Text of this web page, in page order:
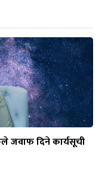
जवाफ दिने कार्यसूची